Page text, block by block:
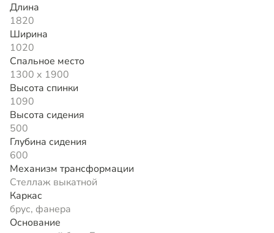
Длина
1820
Ширина
1020
Спальное место
1300 х 1900
Высота спинки
1090
Высота сидения
500
Глубина сидения
600
Механизм трансформации
Стеллаж выкатной
Каркас
брус, фанера
Основание